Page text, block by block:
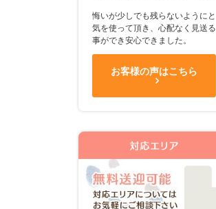
悔いが少しでも残らないようにと
気を使って頂き、心配なく見送る
事ができ安心できました。
お客様の声はこちら